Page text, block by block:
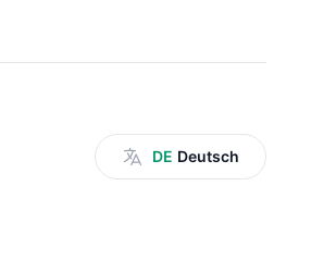
DE Deutsch